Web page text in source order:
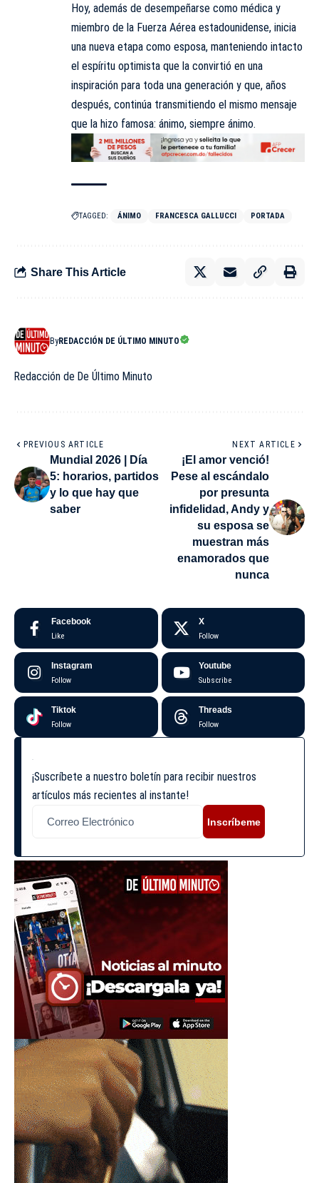
Hoy, además de desempeñarse como médica y
miembro de la Fuerza Aérea estadounidense, inicia
una nueva etapa como esposa, manteniendo intacto
el espíritu optimista que la convirtió en una
inspiración para toda una generación y que, años
después, continúa transmitiendo el mismo mensaje
que la hizo famosa: ánimo, siempre ánimo.
TAGGED: ÁNIMO FRANCESCA GALLUCCI PORTADA
Share This Article
ByREDACCIÓN DE ÚLTIMO MINUTO
Redacción de De Último Minuto
PREVIOUS ARTICLE
Mundial 2026 | Día
5: horarios, partidos
y lo que hay que
saber
NEXT ARTICLE
¡El amor venció!
Pese al escándalo
por presunta
infidelidad, Andy y
su esposa se
muestran más
enamorados que
nunca
Facebook
Like
X
Follow
Instagram
Follow
Youtube
Subscribe
Tiktok
Follow
Threads
Follow
¡Suscríbete a nuestro boletín para recibir nuestros
artículos más recientes al instante!
Inscríbeme